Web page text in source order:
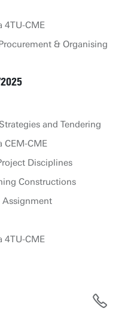
4TU-CME
& Organising
and Tendering
CEM-CME
Disciplines
Constructions
Assignment
4TU-CME